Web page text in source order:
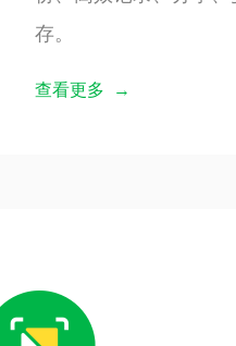
存。
查看更多 →